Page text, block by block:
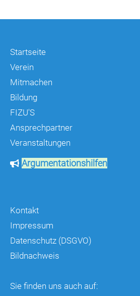
Startseite
Verein
Mitmachen
Bildung
FIZU'S
Ansprechpartner
Veranstaltungen
Argumentationshilfen
Kontakt
Impressum
Datenschutz (DSGVO)
Bildnachweis
Sie finden uns auch auf: